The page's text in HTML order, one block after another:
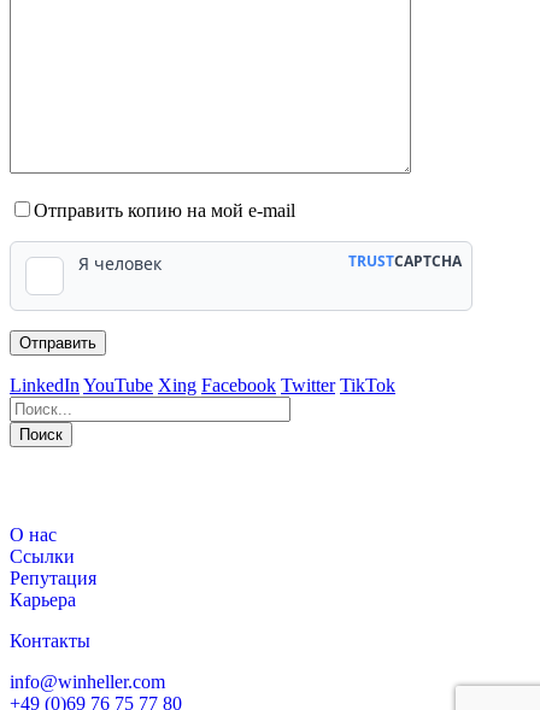
Отправить копию на мой e-mail
LinkedIn YouTube Xing Facebook Twitter TikTok
Поиск
О нас
Ссылки
Репутация
Карьера
Контакты
info@winheller.com
+49 (0)69 76 75 77 80